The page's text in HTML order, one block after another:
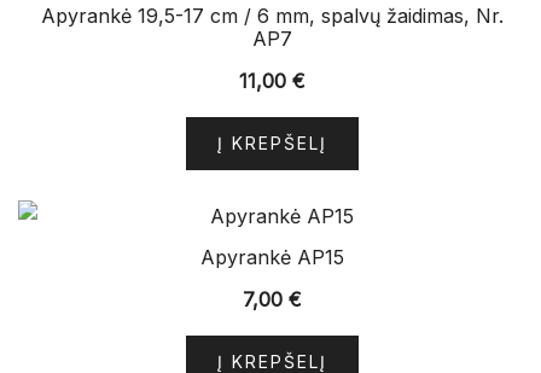
Apyrankė 19,5-17 cm / 6 mm, spalvų žaidimas, Nr.
AP7
11,00 €
Į KREPŠELĮ
Apyrankė AP15
7,00 €
Į KREPŠELĮ